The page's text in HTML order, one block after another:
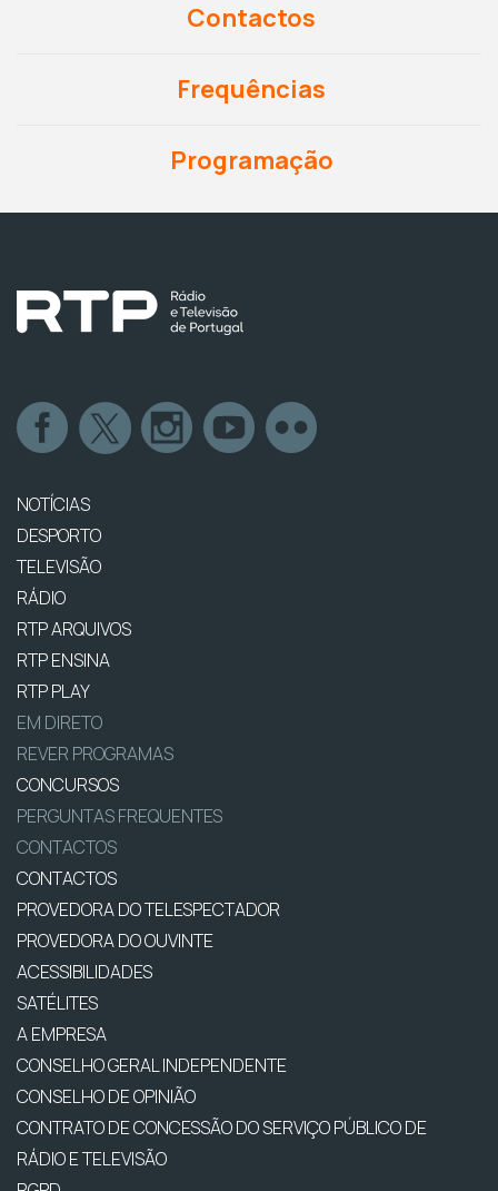
Contactos
Frequências
Programação
NOTÍCIAS
DESPORTO
TELEVISÃO
RÁDIO
RTP ARQUIVOS
RTP ENSINA
RTP PLAY
EM DIRETO
REVER PROGRAMAS
CONCURSOS
PERGUNTAS FREQUENTES
CONTACTOS
CONTACTOS
PROVEDORA DO TELESPECTADOR
PROVEDORA DO OUVINTE
ACESSIBILIDADES
SATÉLITES
A EMPRESA
CONSELHO GERAL INDEPENDENTE
CONSELHO DE OPINIÃO
CONTRATO DE CONCESSÃO DO SERVIÇO PÚBLICO DE
RÁDIO E TELEVISÃO